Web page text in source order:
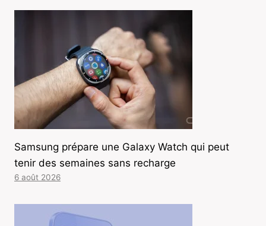
Samsung prépare une Galaxy Watch qui peut
tenir des semaines sans recharge
6 août 2026